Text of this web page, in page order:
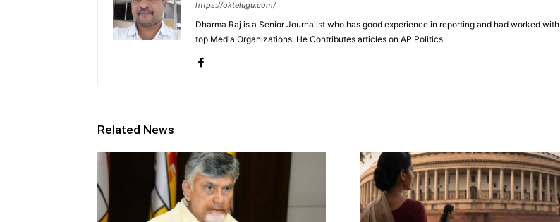
https://oktelugu.com/
Dharma Raj is a Senior Journalist who has good experience in reporting and had worked with
top Media Organizations. He Contributes articles on AP Politics.
Related News